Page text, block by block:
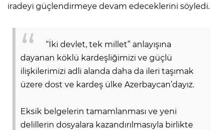
iradeyi güçlendirmeye devam edeceklerini söyledi.
“İki devlet, tek millet” anlayışına
dayanan köklü kardeşliğimizi ve güçlü
ilişkilerimizi adli alanda daha da ileri taşımak
üzere dost ve kardeş ülke Azerbaycan’dayız.
Eksik belgelerin tamamlanması ve yeni
delillerin dosyalara kazandırılmasıyla birlikte